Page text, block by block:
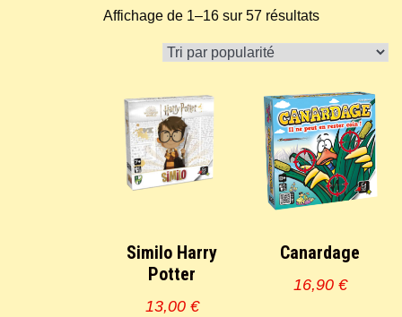
Affichage de 1–16 sur 57 résultatsTrié
par
popularité
Similo Harry
Potter
13,00 €
Canardage
16,90 €